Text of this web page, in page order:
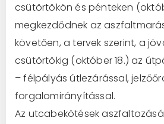
csütörtökön és pénteken
megkezdődnek az
követően, a tervek szerint, a
csütörtökig (október 18.) az
– félpályás útlezárással,
forgalomirányítással.
Az utcabekötések